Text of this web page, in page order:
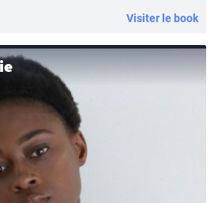
Visiter le book